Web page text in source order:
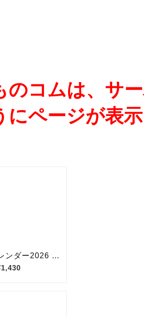
のコムは、サ
にページが表